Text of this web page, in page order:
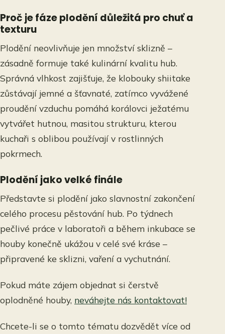
Proč je fáze plodění důležitá pro chuť a
texturu
Plodění neovlivňuje jen množství sklizně –
zásadně formuje také kulinární kvalitu hub.
Správná vlhkost zajišťuje, že klobouky shiitake
zůstávají jemné a šťavnaté, zatímco vyvážené
proudění vzduchu pomáhá korálovci ježatému
vytvářet hutnou, masitou strukturu, kterou
kuchaři s oblibou používají v rostlinných
pokrmech.
Plodění jako velké finále
Představte si plodění jako slavnostní zakončení
celého procesu pěstování hub. Po týdnech
pečlivé práce v laboratoři a během inkubace se
houby konečně ukážou v celé své kráse –
připravené ke sklizni, vaření a vychutnání.
Pokud máte zájem objednat si čerstvě
oplodněné houby, neváhejte nás kontaktovat!
Chcete-li se o tomto tématu dozvědět více od